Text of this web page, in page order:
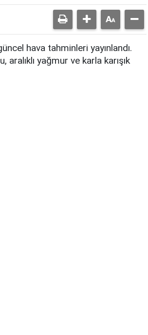
hava tahminleri yayınlandı.
yağmur ve karla karışık